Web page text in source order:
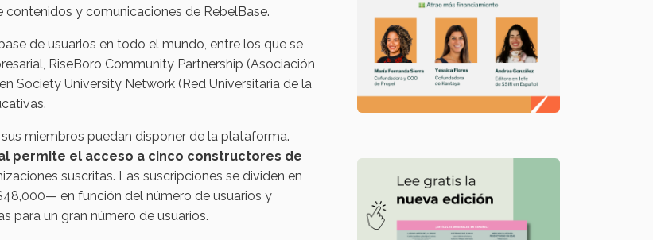
y comunicaciones de RebelBase.
de usuarios en todo el mundo, entre los que se
RiseBoro Community Partnership (Asociación
Society University Network (Red Universitaria de la
miembros puedan disponer de la plataforma.
permite el acceso a cinco constructores de
suscritas. Las suscripciones se dividen en
en función del número de usuarios y
para un gran número de usuarios.